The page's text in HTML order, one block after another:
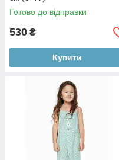
Готово до відправки
530 ₴
Купити